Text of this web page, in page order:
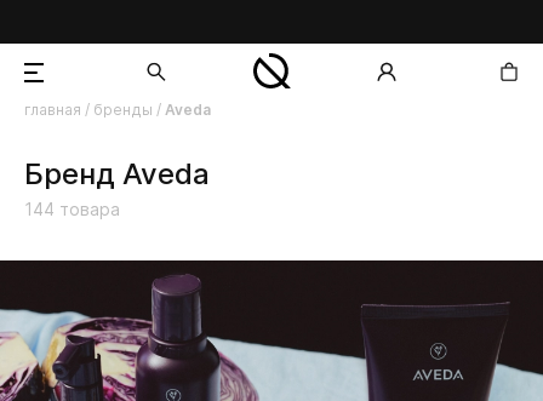
главная / бренды / Aveda
Бренд Aveda
144 товара